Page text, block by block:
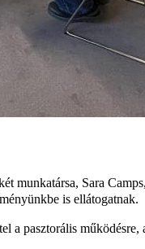
munkatársa, Sara
is ellátogatnak.
pasztorális